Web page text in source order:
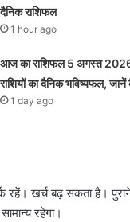
दैनिक राशिफल
1 hour ago
आज का राशिफल 5 अगस्त
राशियों का दैनिक भविष्यफल,
1 day ago
रहें। खर्च बढ़ सकता है।
रहेगा।